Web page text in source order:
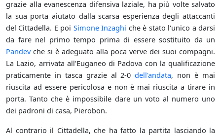
grazie alla evanescenza difensiva laziale, ha più volte salvato
la sua porta aiutato dalla scarsa esperienza degli attaccanti
del Cittadella. E poi Simone Inzaghi che è stato l'unico a darsi
da fare nel primo tempo prima di essere sostituito da un
Pandevche si è adeguato alla poca verve dei suoi compagni.
La Lazio, arrivata all'Euganeo di Padova con la qualificazione
praticamente in tasca grazie al 2-0dell'andata, non è mai
riuscita ad essere pericolosa e non è mai riuscita a tirare in
porta. Tanto che è impossibile dare un voto al numero uno
dei padroni di casa, Pierobon.
Al contrario il Cittadella, che ha fatto la partita lasciando la